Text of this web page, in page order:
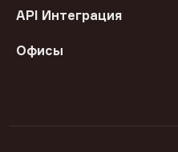
API Интеграция
Офисы